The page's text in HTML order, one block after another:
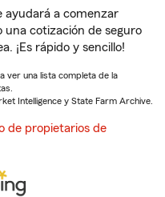
ayudará a comenzar
una cotización de seguro
¡Es rápido y sencillo!
ver una lista completa de la
Intelligence y State Farm Archive.
de propietarios de